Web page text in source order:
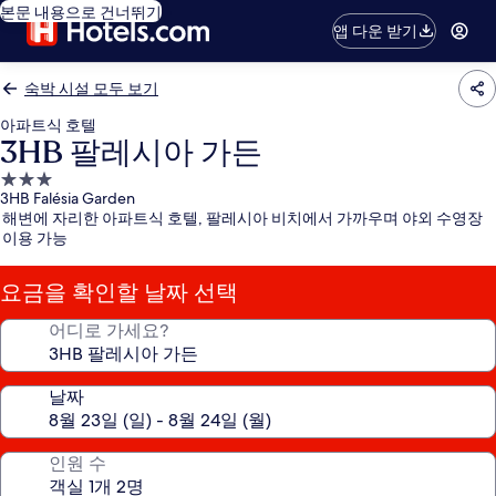
본문 내용으로 건너뛰기
앱 다운 받기
숙박 시설 모두 보기
아파트식 호텔
3HB 팔레시아 가든
3.0
성
급
숙
시
설
3HB Falésia Garden
해변에 자리한 아파트식 호텔, 팔레시아 비치에서 가까우며 야외 수영장
이용 가능
요금을 확인할 날짜 선택
어디로 가세요?
날짜
인원 수